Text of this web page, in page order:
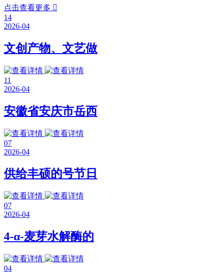
点击查看更多 
14
2026-04
文创产物、文艺做
11
2026-04
安徽省安庆市岳西
07
2026-04
供给丰硕的号节日
07
2026-04
4-α-麦芽水解酶的
04